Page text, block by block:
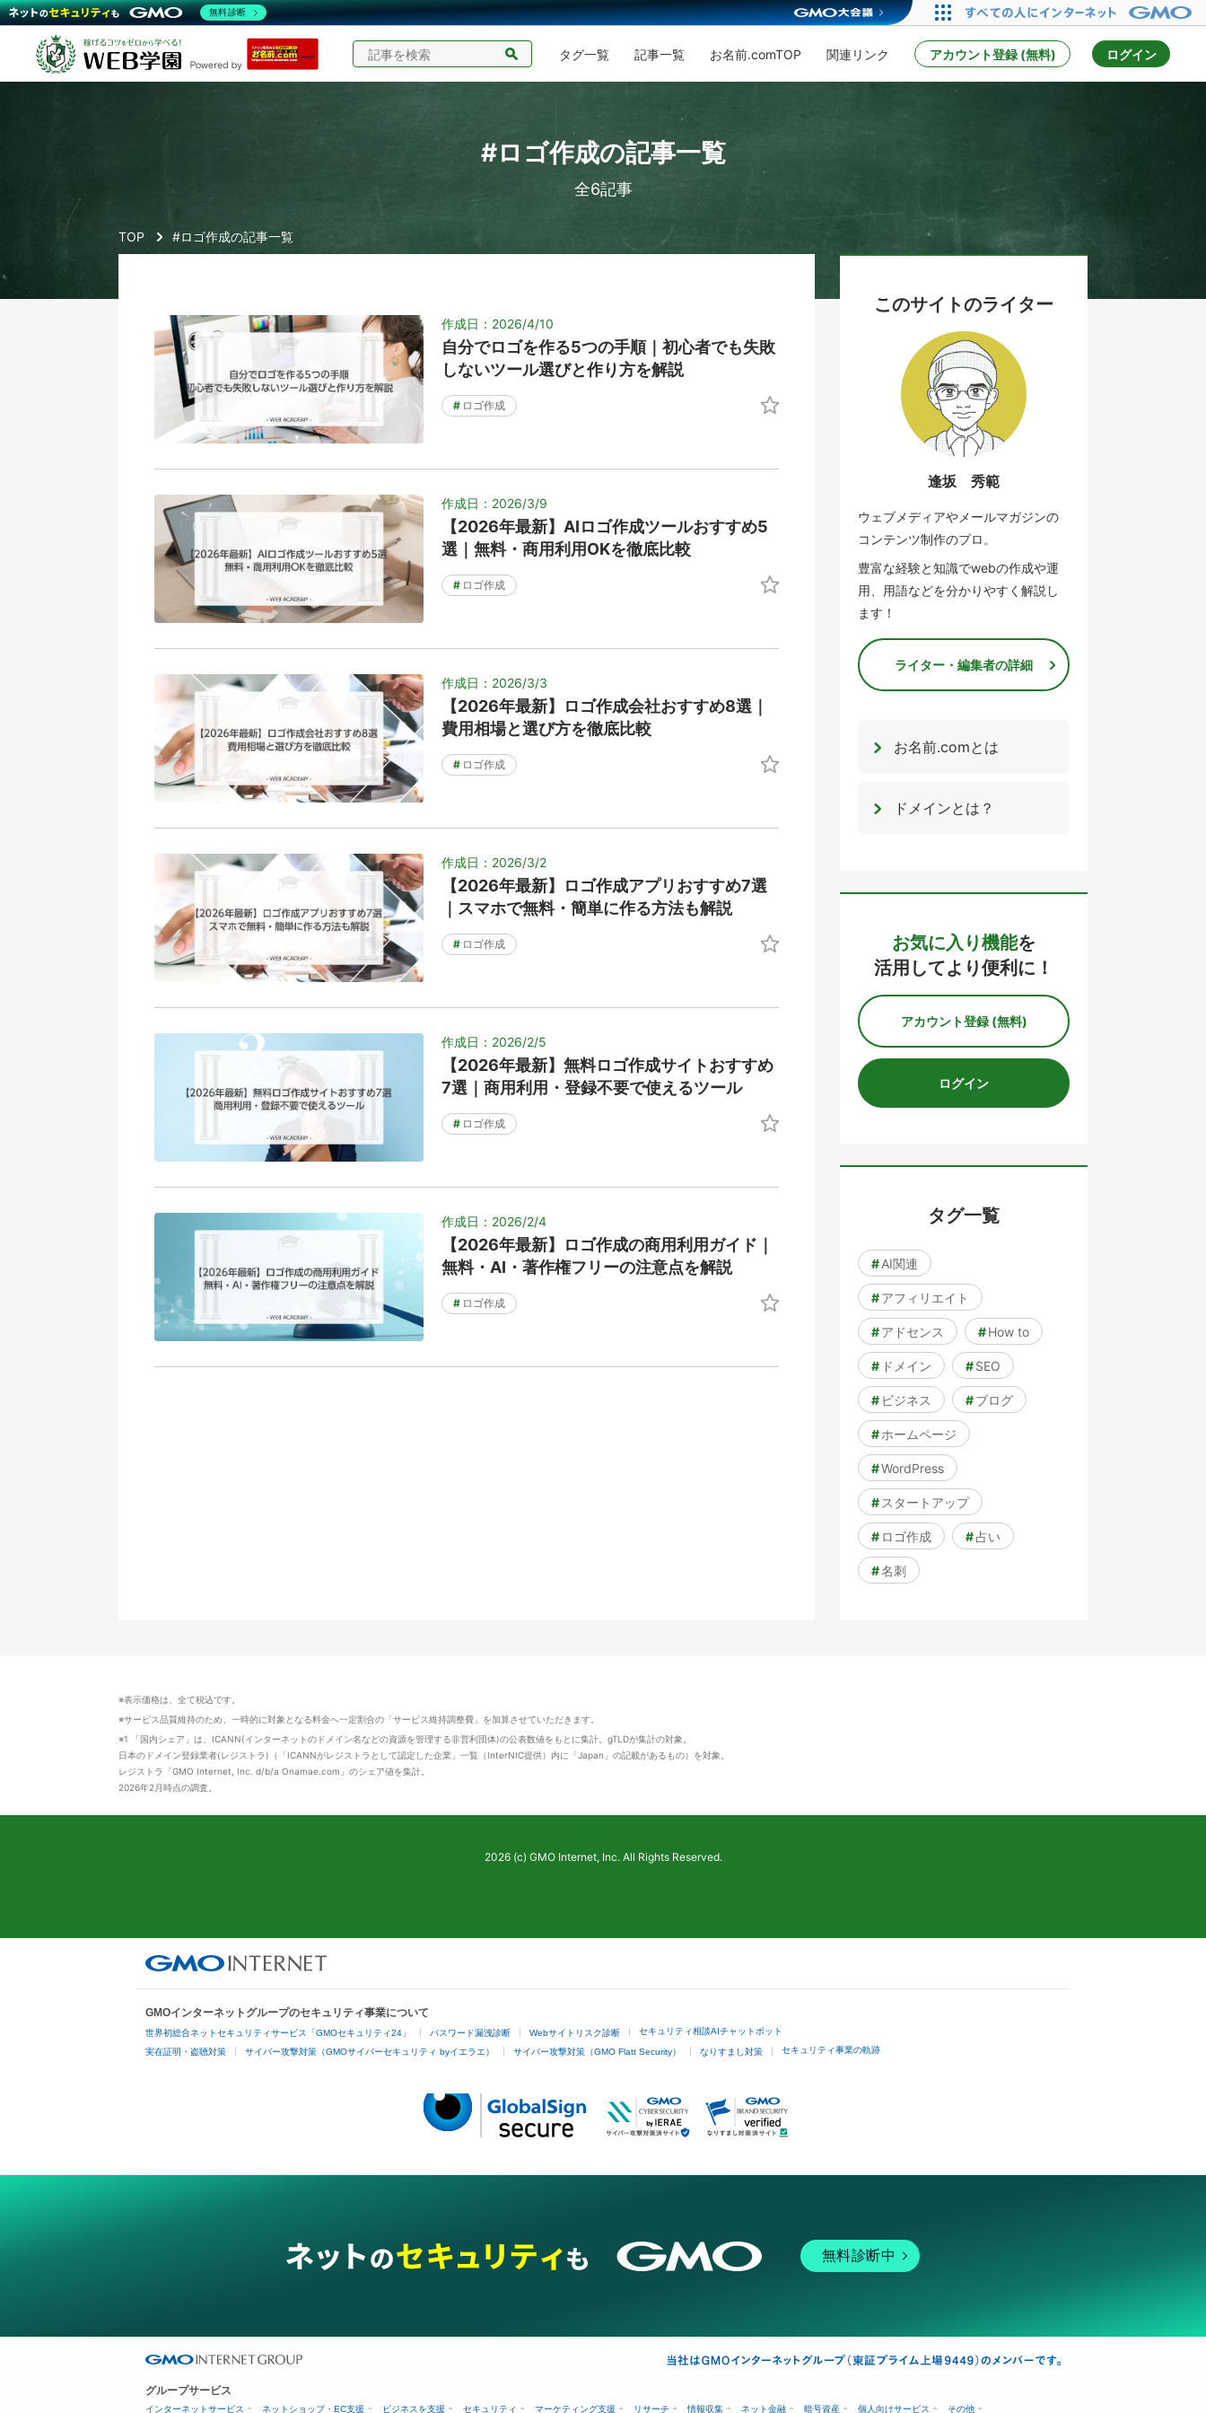
タグ一覧 記事一覧 お名前.comTOP 関連リンク アカウント登録 (無料) ログイン
#ロゴ作成の記事一覧
全6記事
TOP #ロゴ作成の記事一覧
作成日：2026/4/10
自分でロゴを作る5つの手順｜初心者でも失敗
しないツール選びと作り方を解説
# ロゴ作成
作成日：2026/3/9
【2026年最新】AIロゴ作成ツールおすすめ5
選｜無料・商用利用OKを徹底比較
# ロゴ作成
作成日：2026/3/3
【2026年最新】ロゴ作成会社おすすめ8選｜
費用相場と選び方を徹底比較
# ロゴ作成
作成日：2026/3/2
【2026年最新】ロゴ作成アプリおすすめ7選
｜スマホで無料・簡単に作る方法も解説
# ロゴ作成
作成日：2026/2/5
【2026年最新】無料ロゴ作成サイトおすすめ
7選｜商用利用・登録不要で使えるツール
# ロゴ作成
作成日：2026/2/4
【2026年最新】ロゴ作成の商用利用ガイド｜
無料・AI・著作権フリーの注意点を解説
# ロゴ作成
このサイトのライター
逢坂 秀範
ウェブメディアやメールマガジンの
コンテンツ制作のプロ。
豊富な経験と知識でwebの作成や運
用、用語などを分かりやすく解説し
ます！
ライター・編集者の詳細
お名前.comとは
ドメインとは？
お気に入り機能を
活用してより便利に！
アカウント登録 (無料)
ログイン
タグ一覧
#AI関連
#アフィリエイト
#アドセンス #How to
# ドメイン #SEO
# ビジネス #ブログ
#ホームページ
#WordPress
# スタートアップ
# ロゴ作成 #占い
#名刺
※表示価格は、全て税込です。
※サービス品質維持のため、一時的に対象となる料金へ一定割合の「サービス維持調整費」を加算させていただきます。
※1 「国内シェア」は、ICANN(インターネットのドメイン名などの資源を管理する非営利団体)の公表数値をもとに集計。gTLDが集計の対象。
日本のドメイン登録業者(レジストラ)（「ICANNがレジストラとして認定した企業」一覧（InterNIC提供）内に「Japan」の記載があるもの）を対象。
レジストラ「GMO Internet, Inc. d/b/a Onamae.com」のシェア値を集計。
2026年2月時点の調査。
2026 (c) GMO Internet, Inc. All Rights Reserved.
GMOインターネットグループのセキュリティ事業について
世界初総合ネットセキュリティサービス「GMOセキュリティ24」 パスワード漏洩診断 Webサイトリスク診断 セキュリティ相談AIチャットボット
実在証明・盗聴対策 サイバー攻撃対策（GMOサイバーセキュリティ byイエラエ） サイバー攻撃対策（GMO Flatt Security） なりすまし対策 セキュリティ事業の軌跡
無料診断中
グループサービス
インターネットサービス ネットショップ・EC支援 ビジネスを支援 セキュリティ マーケティング支援 リサーチ 情報収集 ネット金融 暗号資産 個人向けサービス その他
無料診断